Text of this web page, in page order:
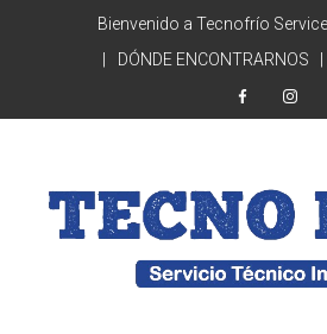
Bienvenido a Tecnofrío
DÓNDE ENCONTRARNOS